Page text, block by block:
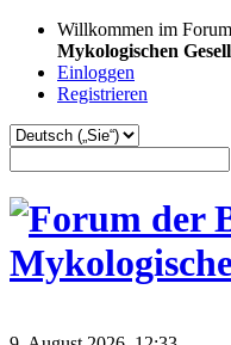
Willkommen im
Mykologischen
Einloggen
Registrieren